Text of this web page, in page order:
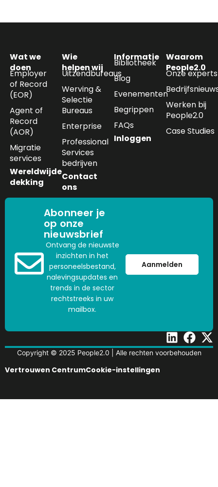
Wat we
doen
Employer
of Record
(EOR)
Agent of
Record
(AOR)
Migratie
services
Wereldwijde
dekking
Wie
helpen wij
Uitzendbureaus
Werving &
Selectie
Bureaus
Enterprise
Professional
Services
bedrijven
Contact
ons
Informatie
Bibliotheek
Blog
Evenementen
Begrippen
FAQs
Inloggen
Waarom
People2.0
Onze experts
Werken bij
People2.0
Case Studies
Abonneer je
op onze
nieuwsbrief
Ontvang de nieuwste
inzichten in het
personeelsbestand,
nalevingsupdates en
trends in de sector
rechtstreeks in uw
mailbox.
Aanmelden
Copyright © 2025 People2.0 | Alle rechten voorbehouden
Vertrouwen CentrumCookie-instellingen